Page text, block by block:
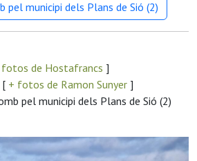
pel municipi dels Plans de Sió (2)
fotos de Hostafrancs ]
[ + fotos de Ramon Sunyer ]
pel municipi dels Plans de Sió (2)